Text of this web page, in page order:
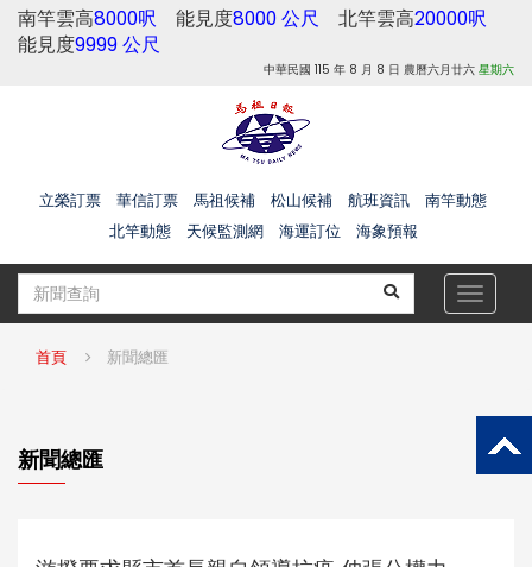
南竿雲高8000呎 能見度8000 公尺 北竿雲高20000呎
能見度9999 公尺
中華民國 115 年 8 月 8 日 農曆六月廿六 星期六
立榮訂票 華信訂票 馬祖候補 松山候補 航班資訊
南竿動態
北竿動態
天候監測網 海運訂位 海象預報
Toggle
首頁 新聞總匯
新聞總匯